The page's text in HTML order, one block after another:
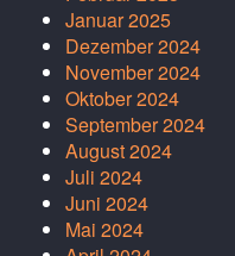
Januar 2025
Dezember 2024
November 2024
Oktober 2024
September 2024
August 2024
Juli 2024
Juni 2024
Mai 2024